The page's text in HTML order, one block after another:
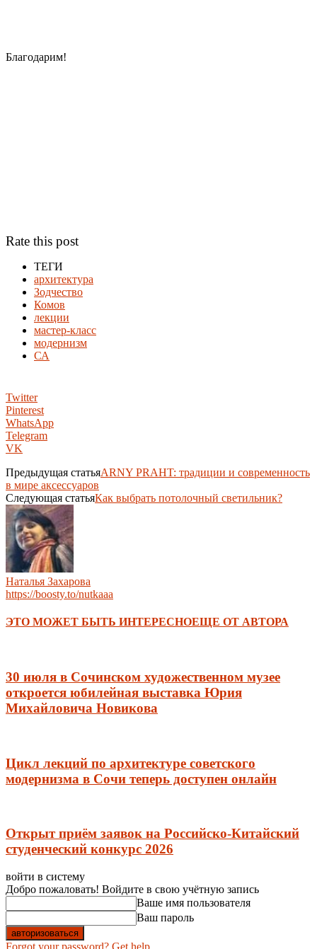
Благодарим!
Rate this post
ТЕГИ
архитектура
Зодчество
Комов
лекции
мастер-класс
модернизм
СА
Twitter
Pinterest
WhatsApp
Telegram
VK
Предыдущая статьяARNY PRAHT: традиции и современность
в мире аксессуаров
Следующая статьяКак выбрать потолочный светильник?
Наталья Захарова
https://boosty.to/nutkaaa
ЭТО МОЖЕТ БЫТЬ ИНТЕРЕСНОЕЩЕ ОТ АВТОРА
30 июля в Сочинском художественном музее
откроется юбилейная выставка Юрия
Михайловича Новикова
Цикл лекций по архитектуре советского
модернизма в Сочи теперь доступен онлайн
Открыт приём заявок на Российско-Китайский
студенческий конкурс 2026
войти в систему
Добро пожаловать! Войдите в свою учётную запись
Ваше имя пользователя
Ваш пароль
Forgot your password? Get help